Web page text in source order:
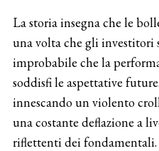
La storia insegna che le
una volta che gli investitori
improbabile che la
soddisfi le aspettative
innescando un violento
una costante deflazione a
riflettenti dei fondamentali.